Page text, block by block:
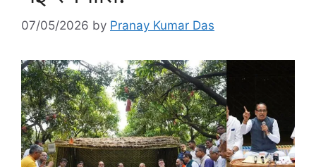
07/05/2026 by Pranay Kumar Das